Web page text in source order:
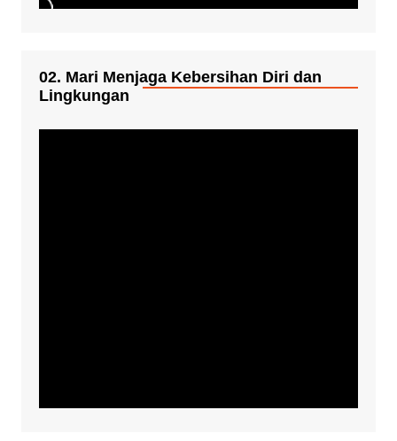
02. Mari Menjaga Kebersihan Diri dan
Lingkungan